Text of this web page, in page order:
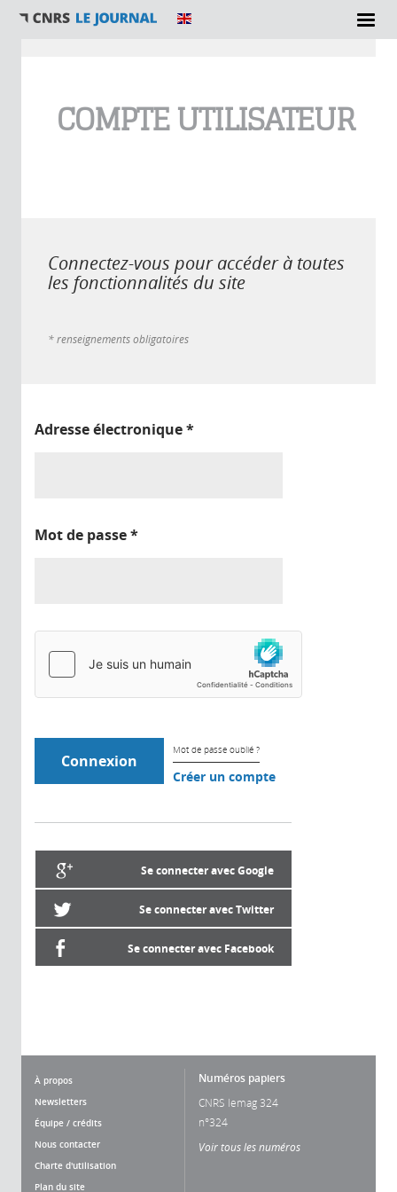
COMPTE UTILISATEUR
Connectez-vous pour accéder à toutes
les fonctionnalités du site
* renseignements obligatoires
Adresse électronique*
Mot de passe*
Mot de passe oublié ?
Créer un compte
Se connecter avec Google
Se connecter avec Twitter
Se connecter avec Facebook
À propos
Newsletters
Équipe / crédits
Nous contacter
Charte d'utilisation
Plan du site
Numéros papiers
CNRS lemag 324
n°324
Voir tous les numéros